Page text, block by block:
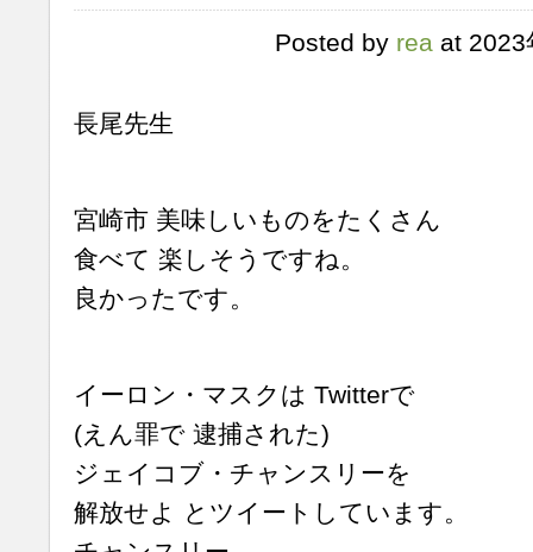
Posted by reaat 2023
長尾先生
宮崎市 美味しいものをたくさん
食べて 楽しそうですね。
良かったです。
イーロン・マスクは Twitterで
(えん罪で 逮捕された)
ジェイコブ・チャンスリーを
解放せよ とツイートしています。